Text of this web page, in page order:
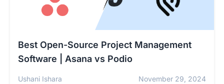
Best Open-Source Project Management
Software | Asana vs Podio
Ushani Ishara November 29, 2024